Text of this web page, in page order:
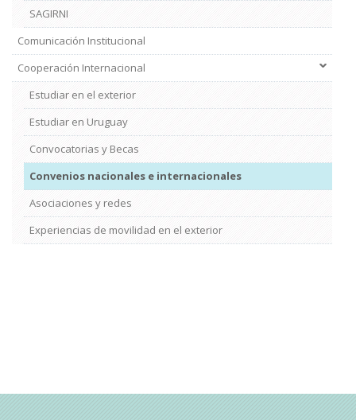
SAGIRNI
Comunicación Institucional
Cooperación Internacional
Estudiar en el exterior
Estudiar en Uruguay
Convocatorias y Becas
Convenios nacionales e internacionales
Asociaciones y redes
Experiencias de movilidad en el exterior